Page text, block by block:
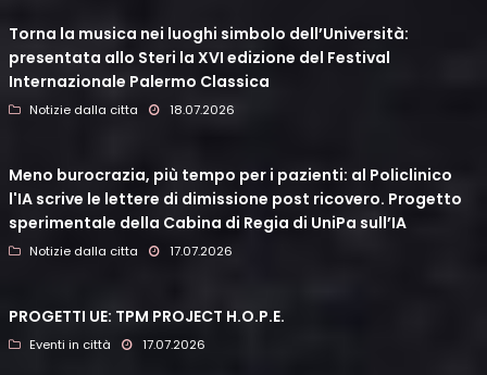
Torna la musica nei luoghi simbolo dell’Università:
presentata allo Steri la XVI edizione del Festival
Internazionale Palermo Classica
Notizie dalla citta 18.07.2026
Meno burocrazia, più tempo per i pazienti: al Policlinico
l'IA scrive le lettere di dimissione post ricovero. Progetto
sperimentale della Cabina di Regia di UniPa sull’IA
Notizie dalla citta 17.07.2026
PROGETTI UE: TPM PROJECT H.O.P.E.
Eventi in città 17.07.2026